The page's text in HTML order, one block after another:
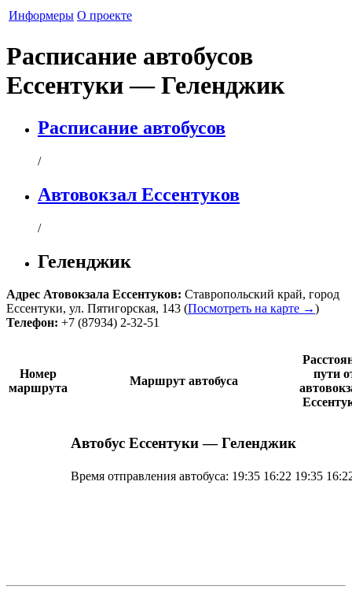
Информеры О проекте
Расписание автобусов
Ессентуки — Геленджик
Расписание автобусов
/
Автовокзал Ессентуков
/
Геленджик
Адрес Атовокзала Ессентуков: Ставропольский край, город
Ессентуки, ул. Пятигорская, 143 (Посмотреть на карте →)
Телефон: +7 (87934) 2-32-51
Номер
маршрута
Маршрут автобуса
пути
Автобус Ессентуки — Геленджик
Время отправления автобуса: 19:35 16:22 19:35